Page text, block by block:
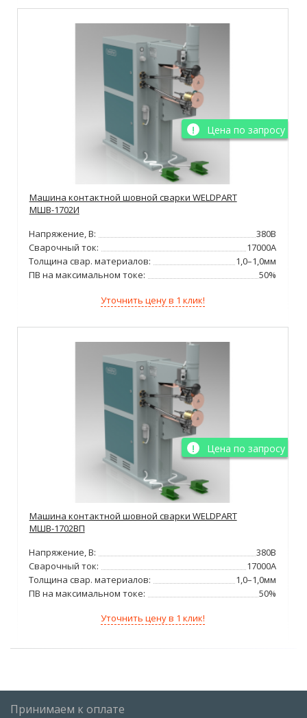
Цена по запросу
Машина контактной шовной сварки WELDPART
МШВ-1702И
Напряжение, В:
380В
Сварочный ток:
17000А
Толщина свар. материалов:
1,0–1,0мм
ПВ на максимальном токе:
50%
Уточнить цену в 1 клик!
Цена по запросу
Машина контактной шовной сварки WELDPART
МШВ-1702ВП
Напряжение, В:
380В
Сварочный ток:
17000А
Толщина свар. материалов:
1,0–1,0мм
ПВ на максимальном токе:
50%
Уточнить цену в 1 клик!
Принимаем к оплате